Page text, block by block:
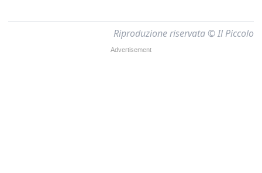
Riproduzione riservata © Il Piccolo